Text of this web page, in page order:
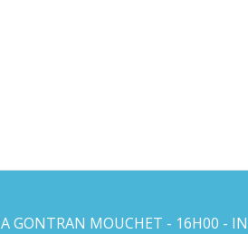
GONTRAN MOUCHET - 16H00 -